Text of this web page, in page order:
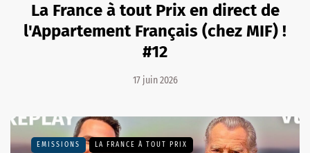
La France à tout Prix en direct de
l'Appartement Français (chez MIF) !
#12
17 juin 2026
EMISSIONS LA FRANCE À TOUT PRIX